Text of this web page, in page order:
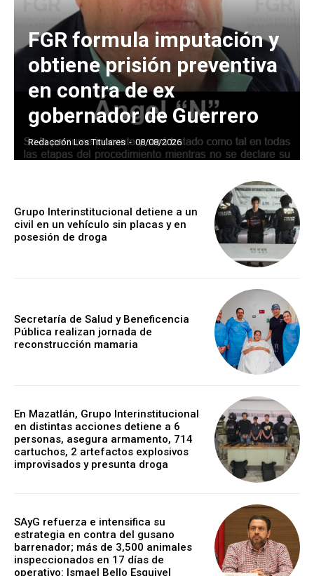
FGR formula imputación y
obtiene prisión preventiva
en contra de ex
gobernador de Guerrero
Redacción Los Titulares - 08/08/2026
Grupo Interinstitucional detiene a un
civil en un vehículo sin placas y en
posesión de droga
Secretaría de Salud y Beneficencia
Pública realizan jornada de
reconstrucción mamaria
En Mazatlán, Grupo Interinstitucional
en distintas acciones detiene a 6
personas, asegura armamento, 714
cartuchos, 2 artefactos explosivos
improvisados y presunta droga
SAyG refuerza e intensifica su
estrategia en contra del gusano
barrenador; más de 3,500 animales
inspeccionados en 17 días de
operativo: Ismael Bello Esquivel